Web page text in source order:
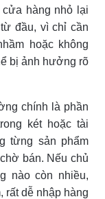
cửa hàng nhỏ lại
đầu, vì chỉ cần
hoặc không
bị ảnh hưởng rõ
chính là phần
két hoặc tài
từng sản phẩm
bán. Nếu chủ
nào còn nhiều,
rất dễ nhập hàng